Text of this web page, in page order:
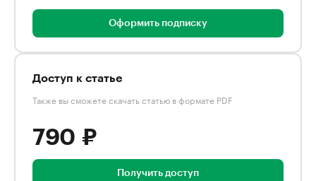
Оформить подписку
Доступ к статье
Также вы сможете скачать статью в формате PDF
790 ₽
Получить доступ